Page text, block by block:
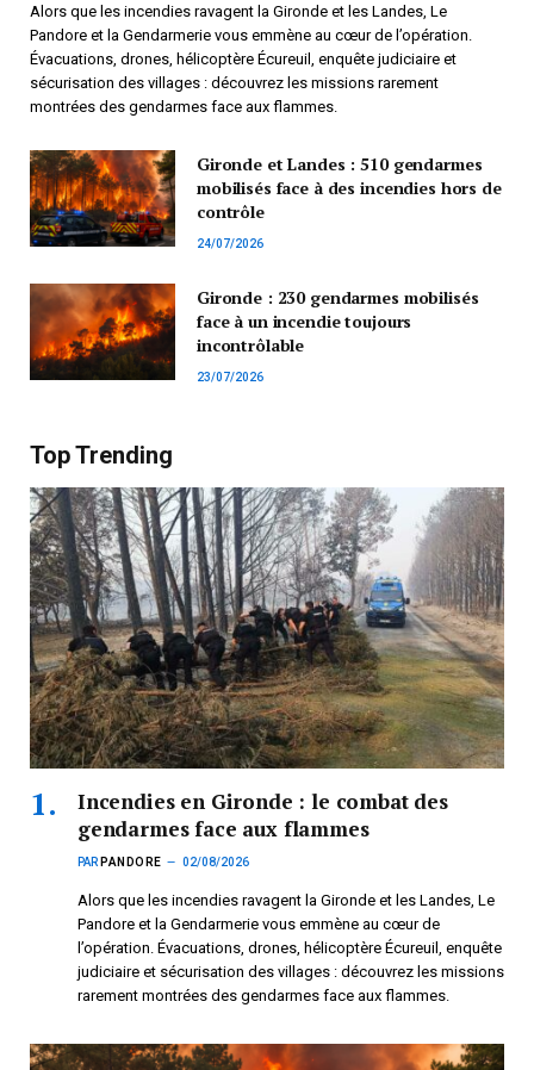
Alors que les incendies ravagent la Gironde et les Landes, Le
Pandore et la Gendarmerie vous emmène au cœur de l’opération.
Évacuations, drones, hélicoptère Écureuil, enquête judiciaire et
sécurisation des villages : découvrez les missions rarement
montrées des gendarmes face aux flammes.
Gironde et Landes : 510 gendarmes
mobilisés face à des incendies hors de
contrôle
24/07/2026
Gironde : 230 gendarmes mobilisés
face à un incendie toujours
incontrôlable
23/07/2026
Top Trending
Incendies en Gironde : le combat des
gendarmes face aux flammes
PAR PANDORE 02/08/2026
Alors que les incendies ravagent la Gironde et les Landes, Le
Pandore et la Gendarmerie vous emmène au cœur de
l’opération. Évacuations, drones, hélicoptère Écureuil, enquête
judiciaire et sécurisation des villages : découvrez les missions
rarement montrées des gendarmes face aux flammes.